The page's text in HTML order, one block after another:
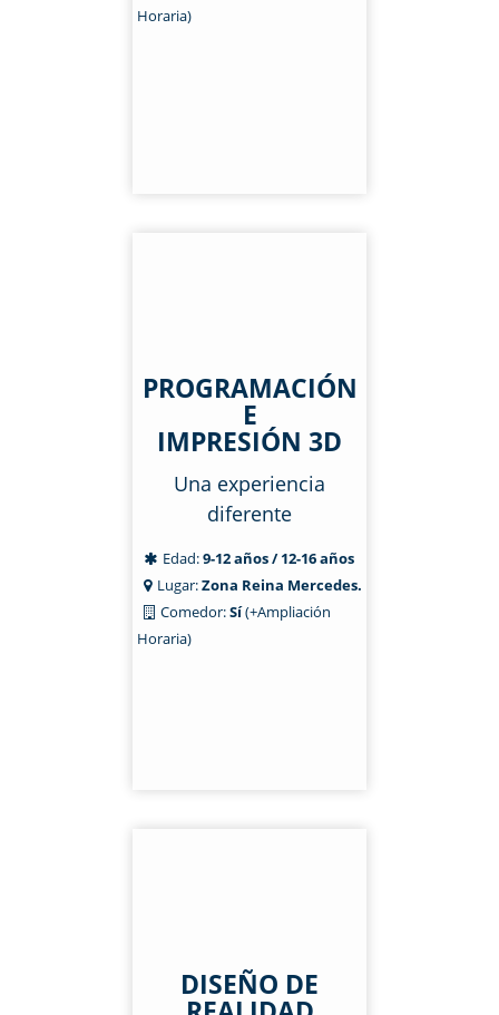
Horaria)
PROGRAMACIÓN
E
IMPRESIÓN 3D
Una experiencia
diferente
Edad:9-12 años / 12-16 años
Lugar:Zona Reina Mercedes.
Comedor:Sí(+Ampliación
Horaria)
DISEÑO DE